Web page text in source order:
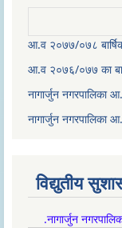
आ.व २०७७/०७८
आ.व २०७६/०७७ का
नागार्जुन नगरपालिका
नागार्जुन नगरपालिका
विद्युतीय
.नागार्जुन